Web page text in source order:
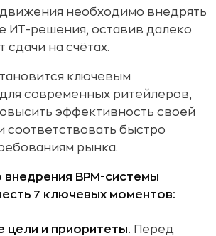
необходимо внедрять
ИТ-решения, оставив далеко
сдачи на счётах.
ключевым
современных ритейлеров,
эффективность своей
соответствовать быстро
рынка.
BPM-системы
7 ключевых моментов:
цели и приоритеты. Перед